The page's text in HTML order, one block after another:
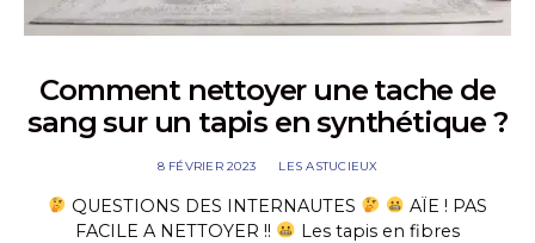
Comment nettoyer une tache de
sang sur un tapis en synthétique ?
8 FÉVRIER 2023 LES ASTUCIEUX
QUESTIONS DES INTERNAUTES
AÏE ! PAS
FACILE A NETTOYER !!
Les tapis en fibres